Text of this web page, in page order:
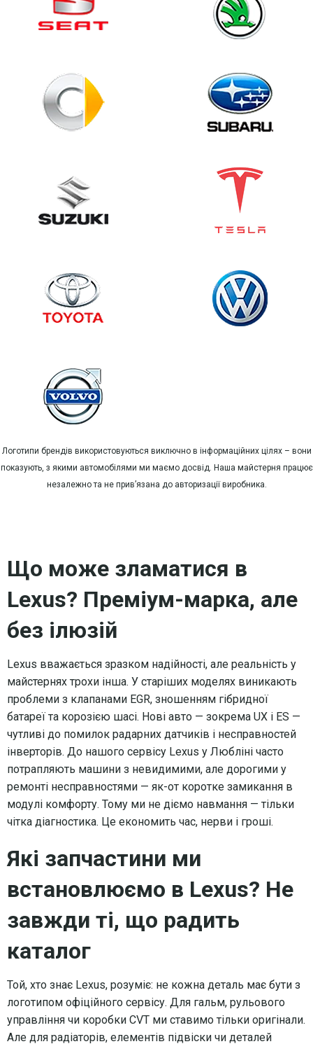
Логотипи брендів використовуються виключно в інформаційних цілях – вони
показують, з якими автомобілями ми маємо досвід. Наша майстерня працює
незалежно та не прив’язана до авторизації виробника.
Що може зламатися в
Lexus? Преміум-марка, але
без ілюзій
Lexus вважається зразком надійності, але реальність у
майстернях трохи інша. У старіших моделях виникають
проблеми з клапанами EGR, зношенням гібридної
батареї та корозією шасі. Нові авто — зокрема UX і ES —
чутливі до помилок радарних датчиків і несправностей
інверторів. До нашого сервісу Lexus у Любліні часто
потрапляють машини з невидимими, але дорогими у
ремонті несправностями — як-от коротке замикання в
модулі комфорту. Тому ми не діємо навмання — тільки
чітка діагностика. Це економить час, нерви і гроші.
Які запчастини ми
встановлюємо в Lexus? Не
завжди ті, що радить
каталог
Той, хто знає Lexus, розуміє: не кожна деталь має бути з
логотипом офіційного сервісу. Для гальм, рульового
управління чи коробки CVT ми ставимо тільки оригінали.
Але для радіаторів, елементів підвіски чи деталей